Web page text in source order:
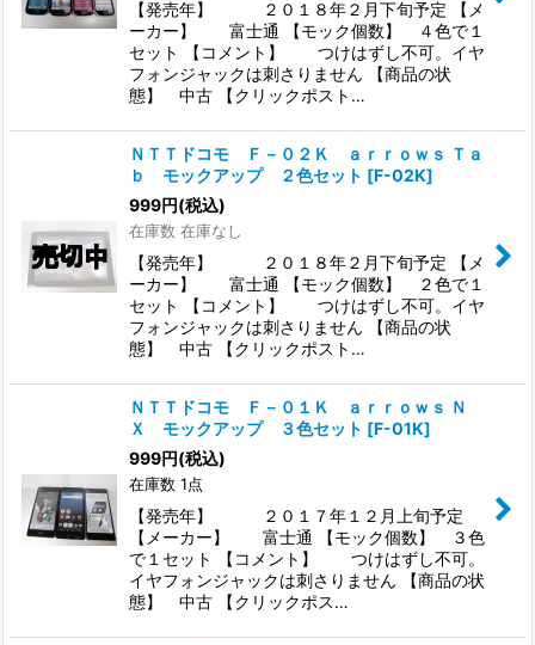
【発売年】 ２０１８年２月下旬予定 【メ
ーカー】 富士通 【モック個数】 ４色で１
セット 【コメント】 つけはずし不可。イヤ
フォンジャックは刺さりません 【商品の状
態】 中古 【クリックポスト…
ＮＴＴドコモ Ｆ－０２Ｋ ａｒｒｏｗｓ Ｔａ
ｂ モックアップ ２色セット [F-02K]
999円(税込)
在庫数 在庫なし
【発売年】 ２０１８年２月下旬予定 【メ
ーカー】 富士通 【モック個数】 ２色で１
セット 【コメント】 つけはずし不可。イヤ
フォンジャックは刺さりません 【商品の状
態】 中古 【クリックポスト…
ＮＴＴドコモ Ｆ－０１Ｋ ａｒｒｏｗｓ Ｎ
Ｘ モックアップ ３色セット [F-01K]
999円(税込)
在庫数 1点
【発売年】 ２０１７年１２月上旬予定
【メーカー】 富士通 【モック個数】 ３色
で１セット 【コメント】 つけはずし不可。
イヤフォンジャックは刺さりません 【商品の状
態】 中古 【クリックポス…